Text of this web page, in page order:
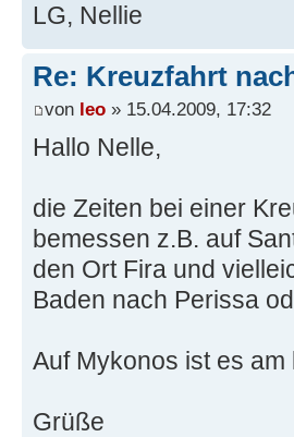
LG, Nellie
Re: Kreuzfahrt
von leo » 15.04.2009, 17:32
Hallo Nelle,
die Zeiten bei einer
bemessen z.B. auf
den Ort Fira und
Baden nach Perissa
Auf Mykonos ist es
Grüße